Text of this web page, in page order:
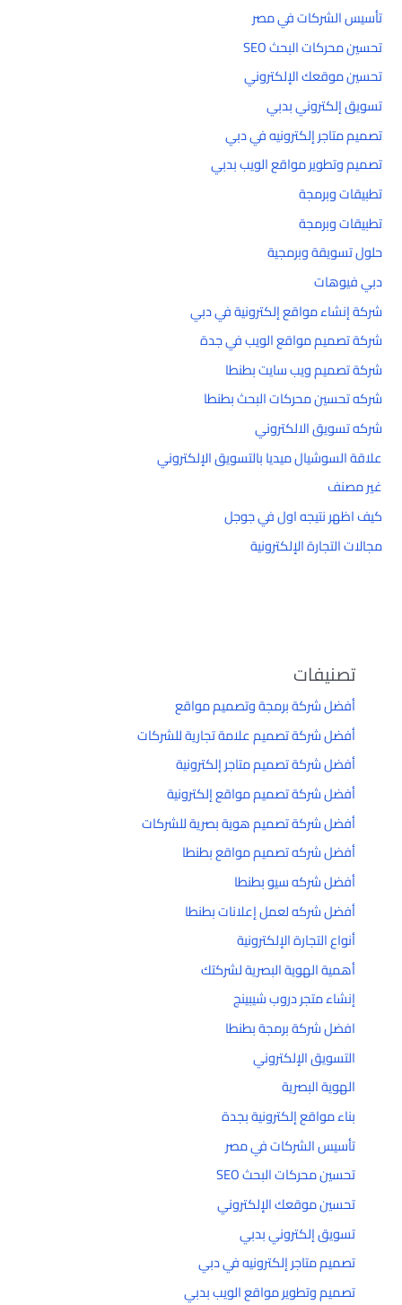
تأسيس الشركات في مصر
تحسين محركات البحث SEO
تحسين موقعك الإلكتروني
تسويق إلكتروني بدبي
تصميم متاجر إلكترونيه في دبي
تصميم وتطوير مواقع الويب بدبي
تطبيقات وبرمجة
تطبيقات وبرمجة
حلول تسويقة وبرمجية
دبي فيوهات
شركة إنشاء مواقع إلكترونية في دبي
شركة تصميم مواقع الويب في جدة
شركة تصميم ويب سايت بطنطا
شركه تحسين محركات البحث بطنطا
شركه تسويق الالكتروني
علاقة السوشيال ميديا بالتسويق الإلكتروني
غير مصنف
كيف اظهر نتيجه اول في جوجل
مجالات التجارة الإلكترونية
تصنيفات
أفضل شركة برمجة وتصميم مواقع
أفضل شركة تصميم علامة تجارية للشركات
أفضل شركة تصميم متاجر إلكترونية
أفضل شركة تصميم مواقع إلكترونية
أفضل شركة تصميم هوية بصرية للشركات
أفضل شركه تصميم مواقع بطنطا
أفضل شركه سيو بطنطا
أفضل شركه لعمل إعلانات بطنطا
أنواع التجارة الإلكترونية
أهمية الهوية البصرية لشركتك
إنشاء متجر دروب شيبينج
افضل شركة برمجة بطنطا
التسويق الإلكتروني
الهوية البصرية
بناء مواقع إلكترونية بجدة
تأسيس الشركات في مصر
تحسين محركات البحث SEO
تحسين موقعك الإلكتروني
تسويق إلكتروني بدبي
تصميم متاجر إلكترونيه في دبي
تصميم وتطوير مواقع الويب بدبي